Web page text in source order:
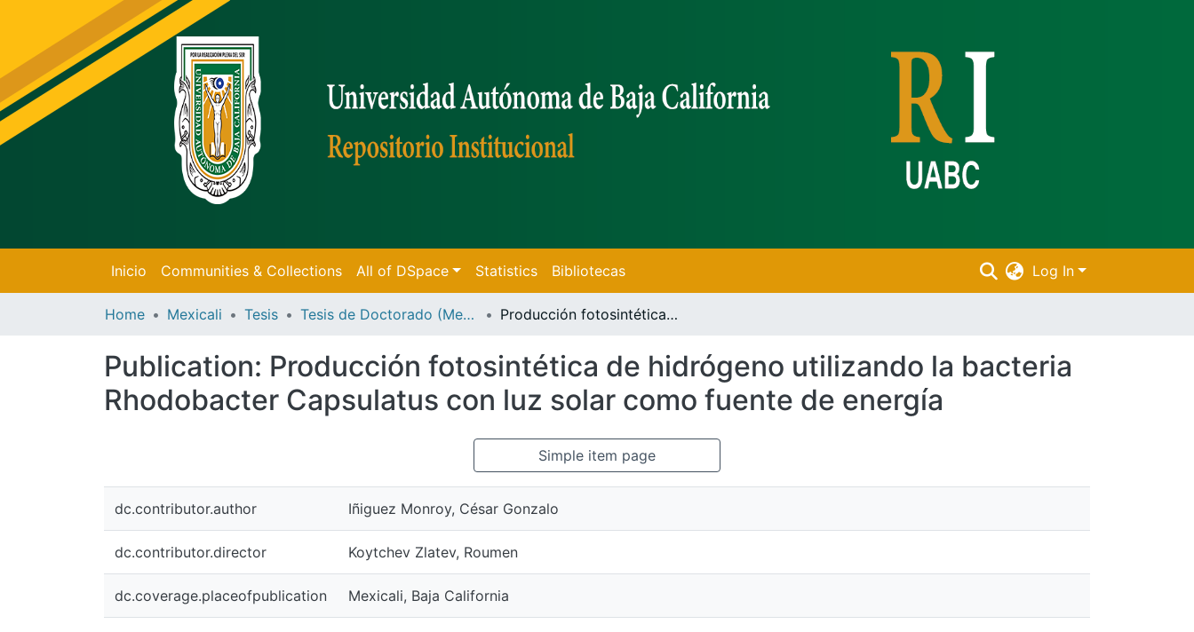
Inicio Communities & Collections All of DSpace Statistics Bibliotecas Log In
Home Mexicali Tesis Tesis de Doctorado (Mexicali) Producción fotosintética de hidrógeno utilizando la bacteria Rhodobacter Capsulatus con luz solar como fuente de energía
Publication: Producción fotosintética de hidrógeno utilizando la bacteria
Rhodobacter Capsulatus con luz solar como fuente de energía
Simple item page
dc.contributor.author Iñiguez Monroy, César Gonzalo
dc.contributor.director Koytchev Zlatev, Roumen
dc.coverage.placeofpublication Mexicali, Baja California